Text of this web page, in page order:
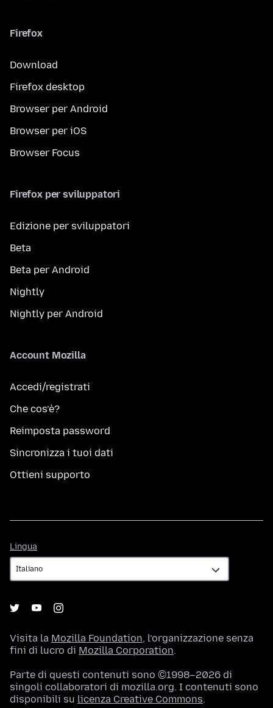
Firefox
Download
Firefox desktop
Browser per Android
Browser per iOS
Browser Focus
Firefox per sviluppatori
Edizione per sviluppatori
Beta
Beta per Android
Nightly
Nightly per Android
Account Mozilla
Accedi/registrati
Che cos’è?
Reimposta password
Sincronizza i tuoi dati
Ottieni supporto
Lingua
Visita la Mozilla Foundation, l’organizzazione senza
fini di lucro di Mozilla Corporation.
Parte di questi contenuti sono ©1998–2026 di
singoli collaboratori di mozilla.org. I contenuti sono
disponibili su licenza Creative Commons.